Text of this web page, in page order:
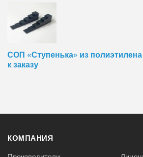
СОП «Ступенька» из
к заказу
КОМПАНИЯ